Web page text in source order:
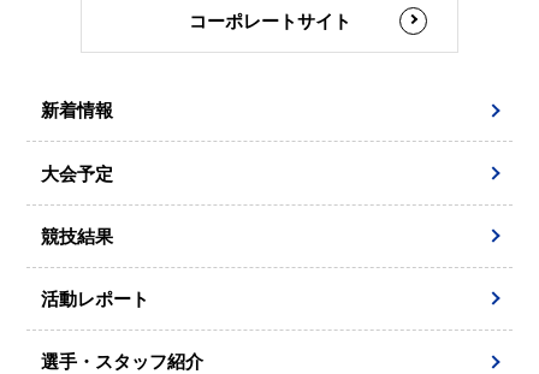
コーポレートサイト
新着情報
大会予定
競技結果
活動レポート
選手・スタッフ紹介